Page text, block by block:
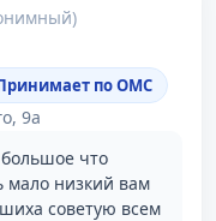
по ОМС
9а
что
мало низкий вам
советую всем